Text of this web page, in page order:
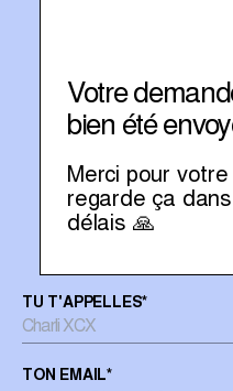
Votre
bien été
Merci pour
regarde ça
délais 🙏
TU T'APPELLES*
TON EMAIL*